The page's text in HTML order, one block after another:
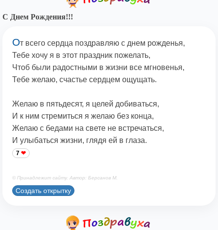
С Днем Рождения!!!
От всего сердца поздравляю с днем рожденья,
Тебе хочу я в этот праздник пожелать,
Чтоб были радостными в жизни все мгновенья,
Тебе желаю, счастье сердцем ощущать.
Желаю в пятьдесят, я целей добиваться,
И к ним стремиться я желаю без конца,
Желаю с бедами на свете не встречаться,
И улыбаться жизни, глядя ей в глаза.
7
© Принадлежит сайту. Автор: Берсанов М.
Создать открытку